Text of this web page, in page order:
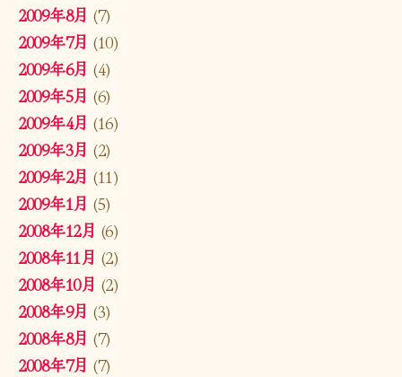
2009年8月 (7)
2009年7月 (10)
2009年6月 (4)
2009年5月 (6)
2009年4月 (16)
2009年3月 (2)
2009年2月 (11)
2009年1月 (5)
2008年12月 (6)
2008年11月 (2)
2008年10月 (2)
2008年9月 (3)
2008年8月 (7)
2008年7月 (7)